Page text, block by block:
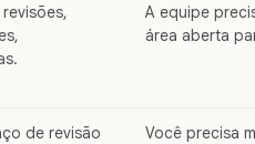
A equipe
área aberta
de revisão
Você precisa